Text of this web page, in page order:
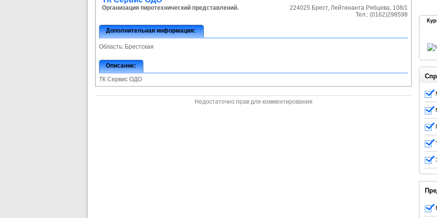
Организация пиротехнический представлений. 224025 Брест, Лейтенанта Рябцева, 108/1
Тел.: (0162)298598
Дополнительная информация:
Область: Брестская
Описание:
ТК Сервис ОДО
Недостаточно прав для комментирования